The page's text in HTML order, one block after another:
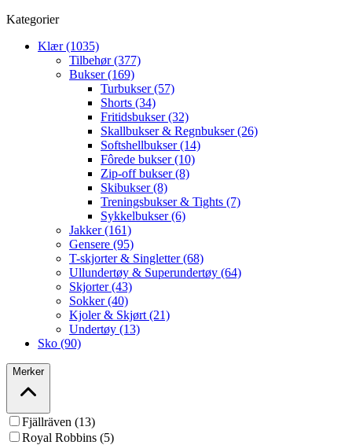
Kategorier
Klær (1035)
Tilbehør (377)
Bukser (169)
Turbukser (57)
Shorts (34)
Fritidsbukser (32)
Skallbukser & Regnbukser (26)
Softshellbukser (14)
Fôrede bukser (10)
Zip-off bukser (8)
Skibukser (8)
Treningsbukser & Tights (7)
Sykkelbukser (6)
Jakker (161)
Gensere (95)
T-skjorter & Singletter (68)
Ullundertøy & Superundertøy (64)
Skjorter (43)
Sokker (40)
Kjoler & Skjørt (21)
Undertøy (13)
Sko (90)
Merker
Fjällräven (13)
Royal Robbins (5)